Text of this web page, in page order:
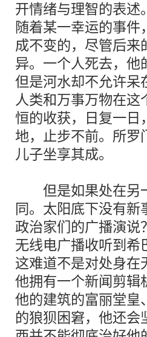
开情绪与理智的表述
随着某一幸运的事
成不变的，尽管后来
异。一个人死去，他
但是河水却不允许呆
人类和万事万物在这
恒的收获，日复一日
地，止步不前。所罗
儿子坐享其成。
但是如果处在另一
同。太阳底下没有
政治家们的广播演说
无线电广播收听到希
这难道不是对处身在
他拥有一个新闻剪辑
他的建筑的富丽堂皇
的狼狈困窘，他还会